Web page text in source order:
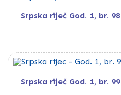
Srpska riječ God. 1, br. 98
Srpska riječ God. 1, br. 99